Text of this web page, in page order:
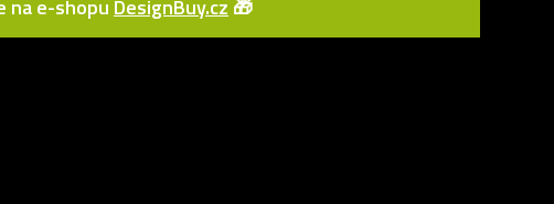
na e-shopu DesignBuy.cz 🎁